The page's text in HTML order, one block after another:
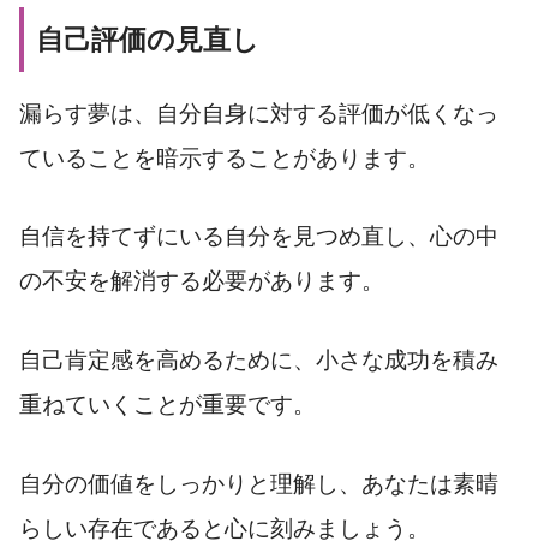
自己評価の見直し
漏らす夢は、自分自身に対する評価が低くなっ
ていることを暗示することがあります。
自信を持てずにいる自分を見つめ直し、心の中
の不安を解消する必要があります。
自己肯定感を高めるために、小さな成功を積み
重ねていくことが重要です。
自分の価値をしっかりと理解し、あなたは素晴
らしい存在であると心に刻みましょう。